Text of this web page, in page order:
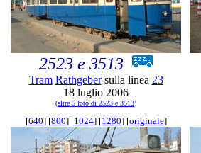
2523 e 3513
Tram Rathgebersulla linea 23
18 luglio 2006
(altre 5 foto di 2523 e 3513)
[640] [800] [1024] [1280] [originale]